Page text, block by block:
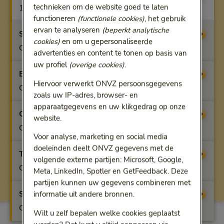
100%
Startfit Vergoeding
Geen vergoeding
Benfit
Geen vergoeding
Optifit Vergoeding
Geen vergoeding
Topfit Vergoeding
Geen vergoeding
Superfit
Geen vergoeding
technieken om de website goed te laten
functioneren (functionele cookies), het gebruik
ervan te analyseren (beperkt analytische
cookies)en om u gepersonaliseerde
advertenties en content te tonen op basis van
uw profiel (overige cookies).
Hiervoor verwerkt ONVZ persoonsgegevens
zoals uw IP-adres, browser- en
apparaatgegevens en uw klikgedrag op onze
website.
Voor analyse, marketing en social media
doeleinden deelt ONVZ gegevens met de
volgende externe partijen: Microsoft, Google,
Meta, LinkedIn, Spotler en GetFeedback. Deze
partijen kunnen uw gegevens combineren met
informatie uit andere bronnen.
Wilt u zelf bepalen welke cookies geplaatst